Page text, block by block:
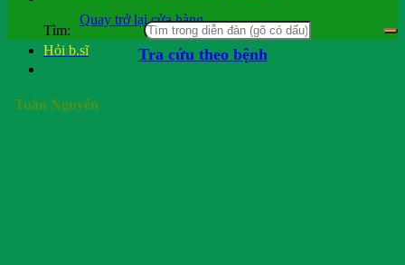
Quay trở lại cửa hàng
Hỏi b.sĩ
Tìm:
Tra cứu theo bệnh
Tuấn Nguyễn